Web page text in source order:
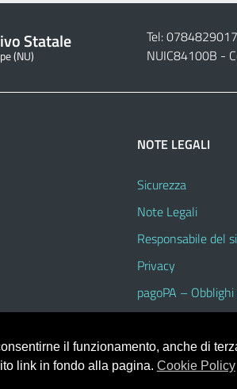
Statale
(NU)
Tel:
NUIC84100B -
NOTE LEGALI
Sicurezza
Note Legali
Responsabile del
Privacy
pagoPA –
il funzionamento, anche di
link in fondo alla pagina. Cookie Policy